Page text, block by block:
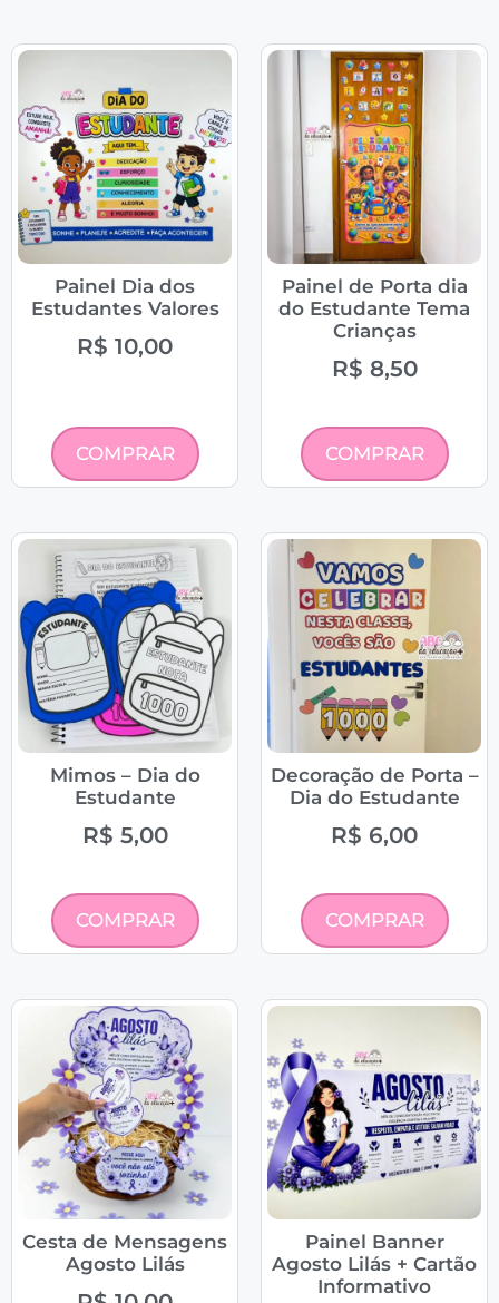
Painel Dia dos
Estudantes Valores
R$ 10,00
COMPRAR
Painel de Porta dia
do Estudante Tema
Crianças
R$ 8,50
COMPRAR
Mimos – Dia do
Estudante
R$ 5,00
COMPRAR
Decoração de Porta –
Dia do Estudante
R$ 6,00
COMPRAR
Cesta de Mensagens
Agosto Lilás
Painel Banner
Agosto Lilás + Cartão
Informativo